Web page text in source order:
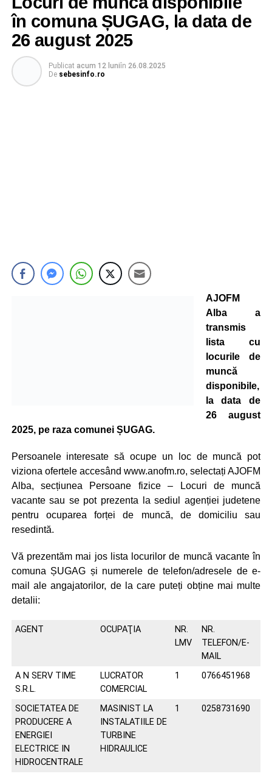
în comuna ȘUGAG, la data de
26 august 2025
Publicat acum 12 luniîn 26.08.2025
De sebesinfo.ro
AJOFM
Alba a
transmis
lista cu
locurile de
muncă
disponibile,
la data de
26 august
2025, pe raza comunei ȘUGAG.
Persoanele interesate să ocupe un loc de muncă pot
viziona ofertele accesând www.anofm.ro, selectați AJOFM
Alba, secțiunea Persoane fizice – Locuri de muncă
vacante sau se pot prezenta la sediul agenției judetene
pentru ocuparea forței de muncă, de domiciliu sau
resedintă.
Vă prezentăm mai jos lista locurilor de muncă vacante în
comuna ȘUGAG și numerele de telefon/adresele de e-
mail ale angajatorilor, de la care puteți obține mai multe
detalii:
AGENT OCUPAŢIA
NR.
LMV
NR.
TELEFON/E-
MAIL
A N SERV TIME
S.R.L.
LUCRATOR
COMERCIAL
1 0766451968
SOCIETATEA DE
PRODUCERE A
ENERGIEI
ELECTRICE IN
HIDROCENTRALE
MASINIST LA
INSTALATIILE DE
TURBINE
HIDRAULICE
1 0258731690